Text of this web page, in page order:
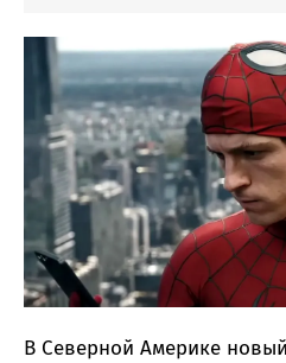
В Северной Америке